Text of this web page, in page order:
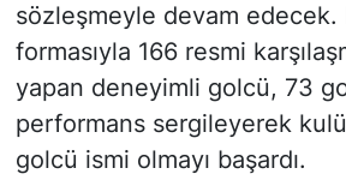
sözleşmeyle devam edecek.
formasıyla 166 resmi
yapan deneyimli golcü, 73
performans sergileyerek
golcü ismi olmayı başardı.